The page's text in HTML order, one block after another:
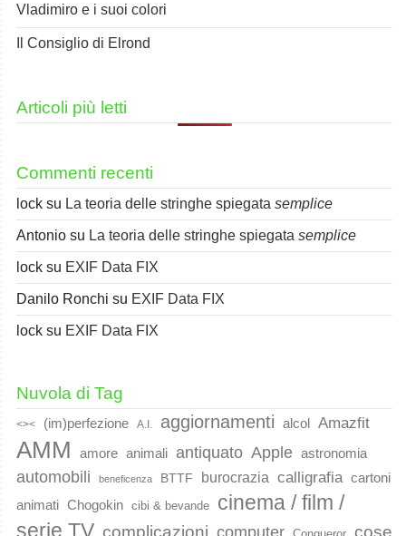
Vladimiro e i suoi colori
Il Consiglio di Elrond
Articoli più letti
Commenti recenti
lock su La teoria delle stringhe spiegata semplice
Antonio su La teoria delle stringhe spiegata semplice
lock su EXIF Data FIX
Danilo Ronchi su EXIF Data FIX
lock su EXIF Data FIX
Nuvola di Tag
<>< (im)perfezione A.I. aggiornamenti alcol Amazfit
AMM amore animali antiquato Apple astronomia
automobili beneficenza BTTF burocrazia calligrafia cartoni
animati Chogokin cibi & bevande
cinema / film /
serie TV complicazioni computer
cose